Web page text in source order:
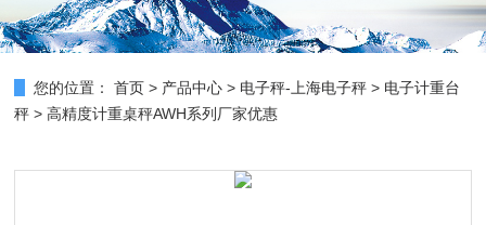
您的位置： 首页 > 产品中心 > 电子秤-上海电子秤 > 电子计重台
秤 > 高精度计重桌秤AWH系列厂家优惠